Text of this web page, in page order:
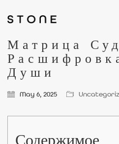
Матрица
Души
May 6, 2025